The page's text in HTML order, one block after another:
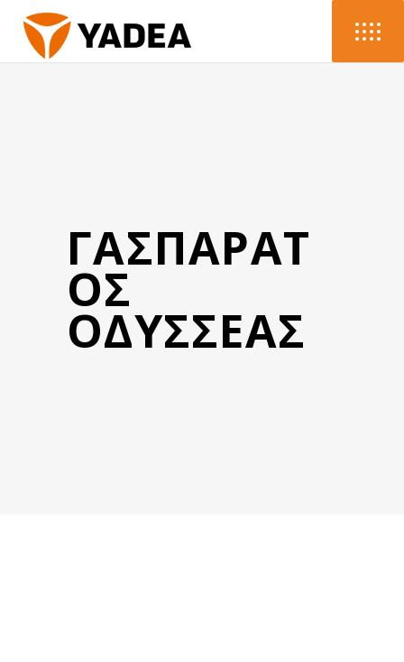
ΓΑΣΠΑΡΑΤ
ΟΣ
ΟΔΥΣΣΕΑΣ